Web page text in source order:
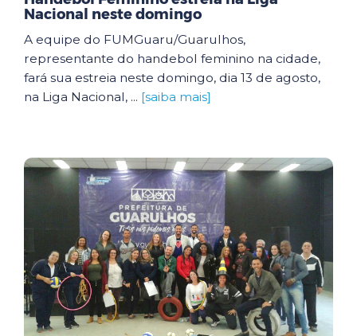
Nacional neste domingo
A equipe do FUMGuaru/Guarulhos,
representante do handebol feminino na cidade,
fará sua estreia neste domingo, dia 13 de agosto,
na Liga Nacional, ... [saiba mais]